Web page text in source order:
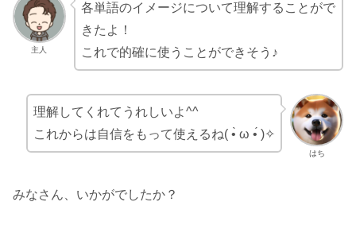
主人
各単語のイメージについて理解することがで
きたよ！
これで的確に使うことができそう♪
はち
理解してくれてうれしいよ^^
これからは自信をもって使えるね( •̀ ω •́ )✧
みなさん、いかがでしたか？